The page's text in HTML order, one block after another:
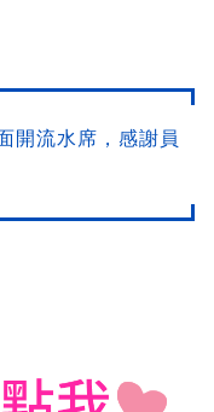
開流水席，感謝員